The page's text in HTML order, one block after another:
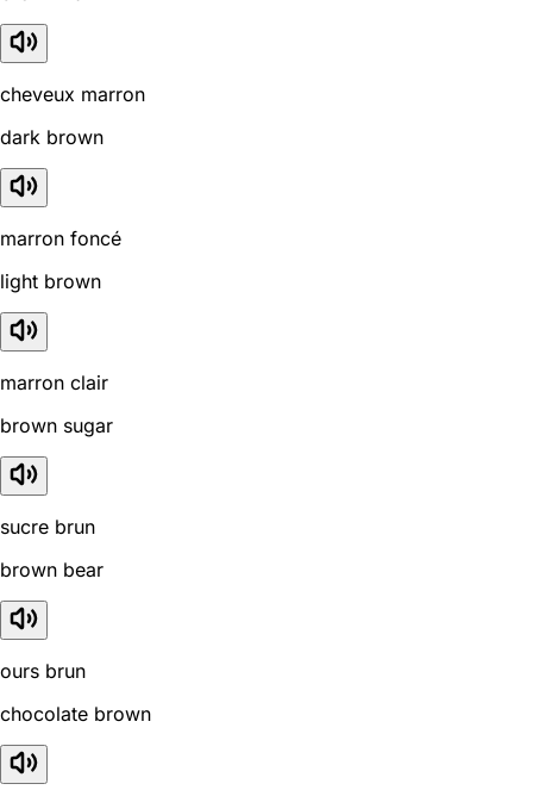
cheveux marron
dark brown
marron foncé
light brown
marron clair
brown sugar
sucre brun
brown bear
ours brun
chocolate brown